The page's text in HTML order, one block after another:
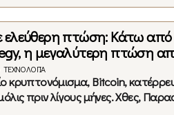
πτώση: Κάτω από
η μεγαλύτερη πτώση
ΤΕΧΝΟΛΟΓΊΑ
κρυπτονόμισμα, Bitcoin,
πριν λίγους μήνες. Χθες,